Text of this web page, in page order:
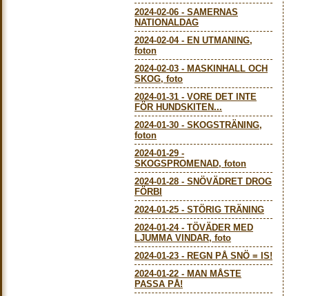
2024-02-06 - SAMERNAS
NATIONALDAG
2024-02-04- EN UTMANING,
foton
2024-02-03 - MASKINHALL OCH
SKOG, foto
2024-01-31 - VORE DET INTE
FÖR HUNDSKITEN...
2024-01-30 - SKOGSTRÄNING,
foton
2024-01-29 -
SKOGSPROMENAD, foton
2024-01-28 - SNÖVÄDRET DROG
FÖRBI
2024-01-25 - STÖRIG TRÄNING
2024-01-24- TÖVÄDER MED
LJUMMA VINDAR, foto
2024-01-23 - REGN PÅ SNÖ = IS!
2024-01-22 - MAN MÅSTE
PASSA PÅ!